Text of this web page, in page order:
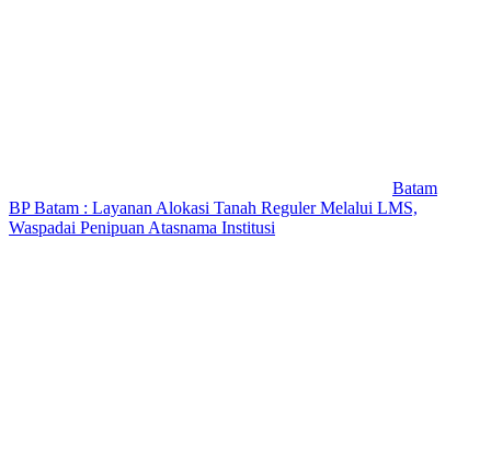
Batam
BP Batam : Layanan Alokasi Tanah Reguler Melalui LMS,
Waspadai Penipuan Atasnama Institusi